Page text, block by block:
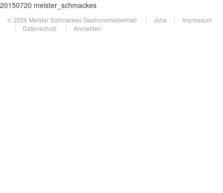
20150720 meister_schmackes
© 2026 Meister Schmackes Gastronomiebetrieb Jobs
Impressum
Datenschutz
Anmelden